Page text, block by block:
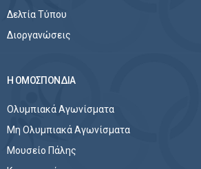
Δελτία Τύπου
Διοργανώσεις
Η ΟΜΟΣΠΟΝΔΙΑ
Ολυμπιακά Αγωνίσματα
Μη Ολυμπιακά Αγωνίσματα
Μουσείο Πάλης